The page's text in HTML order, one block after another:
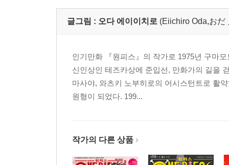
글그림 : 오다 에이이치로 (Eiichiro Oda,おだ
인기만화 『원피스』의 작가로 1975년 구마
신인상인 테즈카상에 준입선, 만화가의 길을
마사야, 와츠키 노부히로의 어시스턴트로 활
원형이 되었다. 199...
작가의 다른 상품